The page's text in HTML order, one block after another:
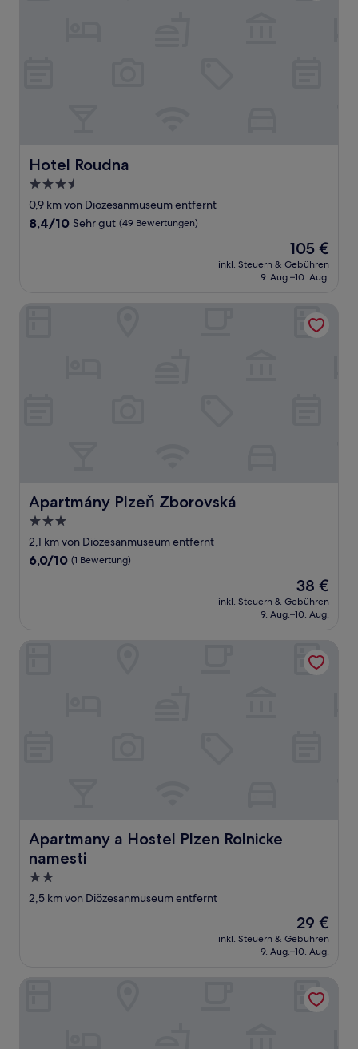
Hotel Roudna
Hotel Roudna
3.5-
Sterne-
Unterkunft
0,9 km von Diözesanmuseum entfernt
8.4
Bewertungen)
8,4/10 Sehr gut (49 Bewertungen)
Der
Preis
beträgt
105 €
inkl. Steuern & Gebühren
9. Aug.–10. Aug.
Apartmány Plzeň Zborovská
Apartmány Plzeň Zborovská
3.0-
Sterne-
Unterkunft
2,1 km von Diözesanmuseum entfernt
6.0
6,0/10 (1 Bewertung)
Der
Preis
beträgt
38 €
inkl. Steuern & Gebühren
9. Aug.–10. Aug.
Apartmany a Hostel Plzen Rolnicke
namesti
Apartmany a Hostel Plzen Rolnicke namesti
2.0-
Sterne-
2,5 km von Diözesanmuseum entfernt
Der
Preis
beträgt
29 €
inkl. Steuern & Gebühren
9. Aug.–10. Aug.